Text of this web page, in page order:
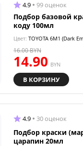
4.9 99 оценок
Подбор базовой
коду 100мл
Цвет: TOYOTA 6M1 (Dark
14.90 BYN
16.00BYN
В КОРЗИНУ
4.9 30 оценок
Подбор краски
царапин 20мл